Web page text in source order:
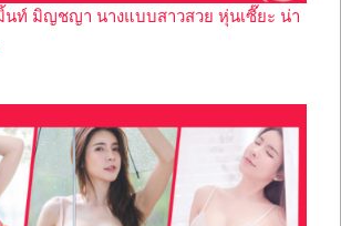
นท์ มิญชญา นางแบบสาวสวย หุ่นเซี๊ยะ น่า